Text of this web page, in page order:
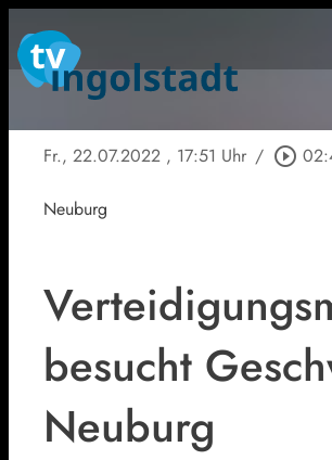
Fr., 22.07.2022 , 17:51 Uhr / play_circle_outline
Neuburg
besucht
Neuburg